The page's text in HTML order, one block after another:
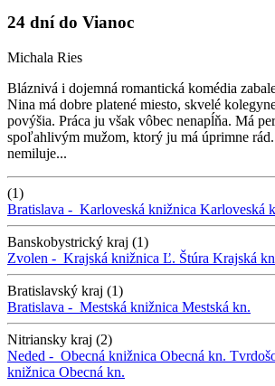
24 dní do Vianoc
Michala Ries
Bláznivá i dojemná romantická komédia
Nina má dobre platené miesto, skvelé
povýšia. Práca ju však vôbec nenapĺňa. Má
spoľahlivým mužom, ktorý ju má úprimne
nemiluje...
(1)
Bratislava - Karloveská knižnica Karloveská
Banskobystrický kraj (1)
Zvolen - Krajská knižnica Ľ. Štúra Krajská
Bratislavský kraj (1)
Bratislava - Mestská knižnica Mestská kn.
Nitriansky kraj (2)
Neded - Obecná knižnica Obecná kn.
knižnica Obecná kn.